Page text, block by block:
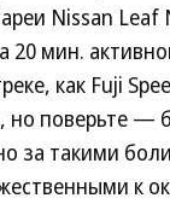
Nissan Leaf
20 мин.
как Fuji
но поверьте —
за такими
к